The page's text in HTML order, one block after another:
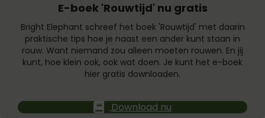
E-boek 'Rouwtijd' nu gratis
Bright Elephant schreef het boek 'Rouwtijd' met daarin
praktische tips hoe je naast een ander kunt staan in
rouw. Want niemand zou alleen moeten rouwen. En jij
kunt, hoe klein ook, ook wat doen. Je kunt het e-boek
hier gratis downloaden.
Download nu